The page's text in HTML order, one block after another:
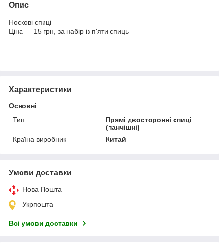
Опис
Носкові спиці
Ціна — 15 грн, за набір із п'яти спиць
Характеристики
Основні
Тип
Прямі двосторонні спиці
(панчішні)
Країна виробник
Китай
Умови доставки
Нова Пошта
Укрпошта
Всі умови доставки